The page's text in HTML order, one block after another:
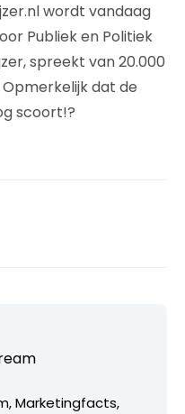
wordt vandaag
Publiek en Politiek
spreekt van 20.000
Opmerkelijk dat de
scoort!?
Marketingfacts,